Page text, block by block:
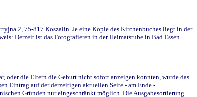
2, 75-817 Koszalin. Je eine Kopie des Kirchenbuches liegt in der
Derzeit ist das Fotografieren in der Heimatstube in Bad Essen
oder die Eltern die Geburt nicht sofort anzeigen konnten, wurde das
Eintrag auf der derzeitigen aktuellen Seite - am Ende -
Gründen nur eingeschränkt möglich. Die Ausgabesortierung